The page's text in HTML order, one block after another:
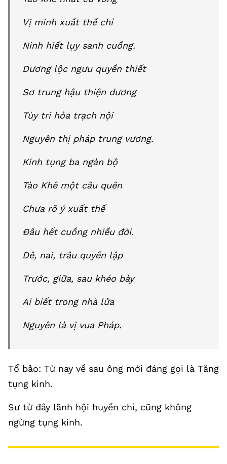
Vị minh xuất thế chỉ
Ninh hiết lụy sanh cuồng.
Dương lộc ngưu quyền thiết
Sơ trung hậu thiện dương
Tùy tri hỏa trạch nội
Nguyên thị pháp trung vương.
Kinh tụng ba ngàn bộ
Tào Khê một câu quên
Chưa rõ ý xuất thế
Đâu hết cuồng nhiều đời.
Dê, nai, trâu quyền lập
Trước, giữa, sau khéo bày
Ai biết trong nhà lửa
Nguyên là vị vua Pháp.
Tổ bảo: Từ nay về sau ông mới đáng gọi là Tăng
tụng kinh.
Sư từ đây lãnh hội huyền chỉ, cũng không
ngừng tụng kinh.